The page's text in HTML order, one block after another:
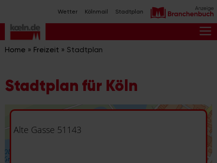
Inhalt
springen
Wetter Kölnmail Stadtplan
Home » Freizeit » Stadtplan
Stadtplan für Köln